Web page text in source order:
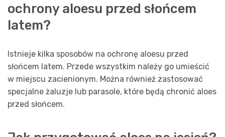
ochrony aloesu przed słońcem
latem?
Istnieje kilka sposobów na ochronę aloesu przed
słońcem latem. Przede wszystkim należy go umieścić
w miejscu zacienionym. Można również zastosować
specjalne żaluzje lub parasole, które będą chronić aloes
przed słońcem.